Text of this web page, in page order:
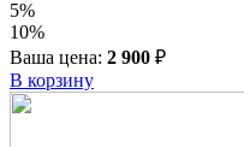
5%
10%
Ваша цена: 2 900 ₽
В корзину